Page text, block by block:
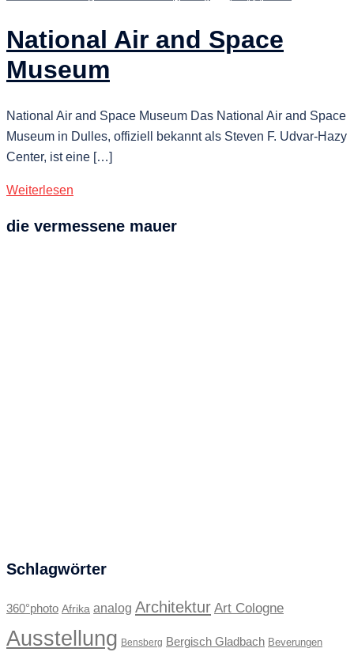
National Air and Space
Museum
National Air and Space Museum Das National Air and Space
Museum in Dulles, offiziell bekannt als Steven F. Udvar-Hazy
Center, ist eine […]
Weiterlesen
die vermessene mauer
Schlagwörter
360°photo Afrika analog Architektur Art Cologne
Ausstellung Bensberg Bergisch Gladbach Beverungen